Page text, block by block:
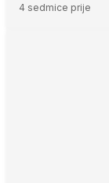
4 sedmice prije